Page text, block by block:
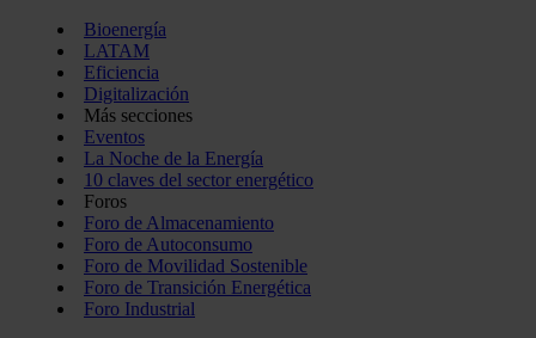
Bioenergía
LATAM
Eficiencia
Digitalización
Más secciones
Eventos
La Noche de la Energía
10 claves del sector energético
Foros
Foro de Almacenamiento
Foro de Autoconsumo
Foro de Movilidad Sostenible
Foro de Transición Energética
Foro Industrial